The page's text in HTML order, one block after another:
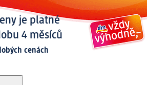
je platné
4 měsíců
cenách